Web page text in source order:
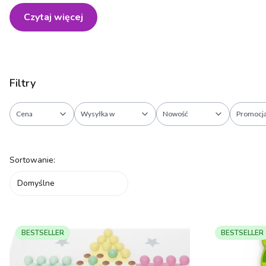
Czytaj więcej
Filtry
Cena Wysyłka w Nowość
Lista produktów
Sortowanie:
Domyślne
BESTSELLER BESTSELLER